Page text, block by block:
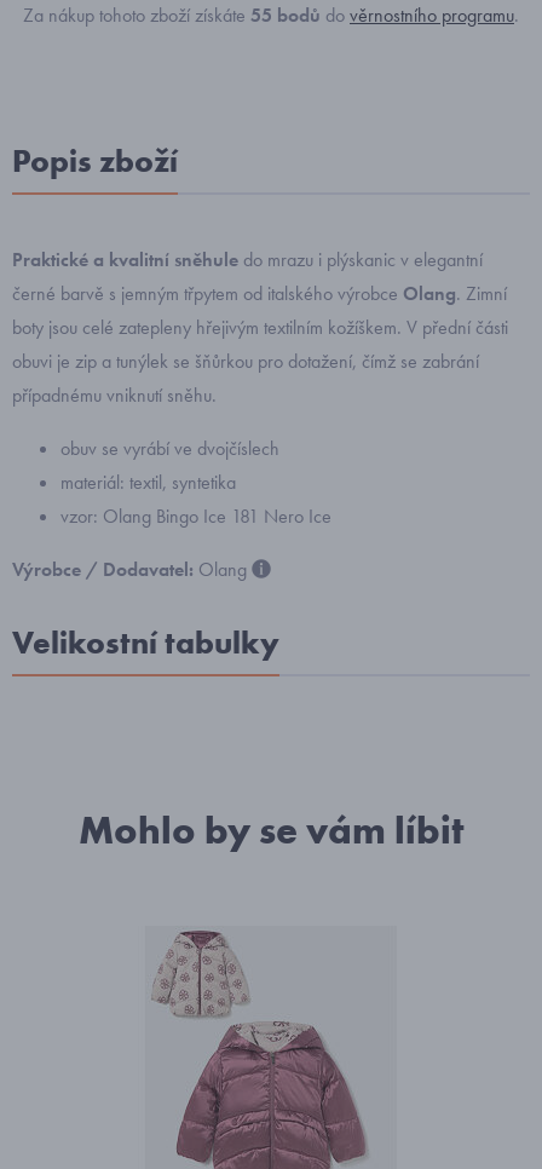
Za nákup tohoto zboží získáte 55 bodů dověrnostního programu.
Popis zboží
Praktické a kvalitní sněhule do mrazu i plýskanic v elegantní
černé barvě s jemným třpytem od italského výrobce Olang. Zimní
boty jsou celé zatepleny hřejivým textilním kožíškem. V přední části
obuvi je zip a tunýlek se šňůrkou pro dotažení, čímž se zabrání
případnému vniknutí sněhu.
obuv se vyrábí ve dvojčíslech
materiál: textil, syntetika
vzor: Olang Bingo Ice 181 Nero Ice
Výrobce / Dodavatel: Olang
Velikostní tabulky
Mohlo by se vám líbit